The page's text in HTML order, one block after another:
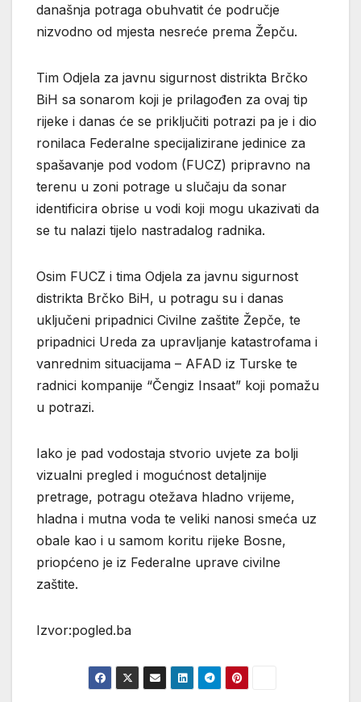
današnja potraga obuhvatit će područje
nizvodno od mjesta nesreće prema Žepču.
Tim Odjela za javnu sigurnost distrikta Brčko
BiH sa sonarom koji je prilagođen za ovaj tip
rijeke i danas će se priključiti potrazi pa je i dio
ronilaca Federalne specijalizirane jedinice za
spašavanje pod vodom (FUCZ) pripravno na
terenu u zoni potrage u slučaju da sonar
identificira obrise u vodi koji mogu ukazivati da
se tu nalazi tijelo nastradalog radnika.
Osim FUCZ i tima Odjela za javnu sigurnost
distrikta Brčko BiH, u potragu su i danas
uključeni pripadnici Civilne zaštite Žepče, te
pripadnici Ureda za upravljanje katastrofama i
vanrednim situacijama – AFAD iz Turske te
radnici kompanije “Čengiz Insaat” koji pomažu
u potrazi.
Iako je pad vodostaja stvorio uvjete za bolji
vizualni pregled i mogućnost detaljnije
pretrage, potragu otežava hladno vrijeme,
hladna i mutna voda te veliki nanosi smeća uz
obale kao i u samom koritu rijeke Bosne,
priopćeno je iz Federalne uprave civilne
zaštite.
Izvor:pogled.ba